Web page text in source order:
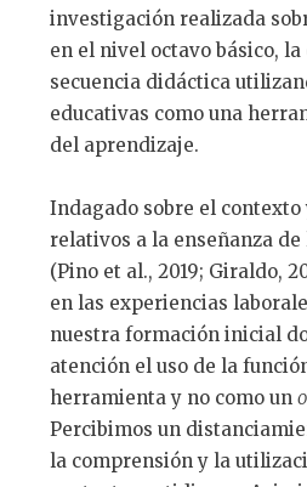
investigación realizada
en el nivel octavo básico,
secuencia didáctica
educativas como una
del aprendizaje.
Indagado sobre el contexto
relativos a la enseñanza
(Pino et al., 2019; Giraldo,
en las experiencias
nuestra formación inicial
atención el uso de la
herramienta y no como un
Percibimos un
la comprensión y la